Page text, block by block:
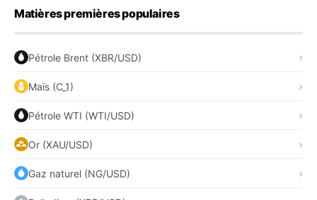
Matières premières populaires
Pétrole Brent (XBR/USD)
Maïs (C_1)
Pétrole WTI (WTI/USD)
Or (XAU/USD)
Gaz naturel (NG/USD)